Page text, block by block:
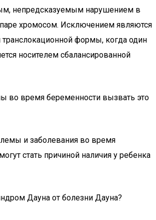
непредсказуемым нарушением в
хромосом. Исключением являются
транслокационной формы, когда один
носителем сбалансированной
во время беременности вызвать это
и заболевания во время
стать причиной наличия у ребенка
Дауна от болезни Дауна?